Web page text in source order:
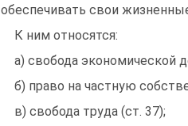
обеспечивать свои
К ним относятся:
а) свобода экономической
б) право на частную
в) свобода труда (ст. 37);